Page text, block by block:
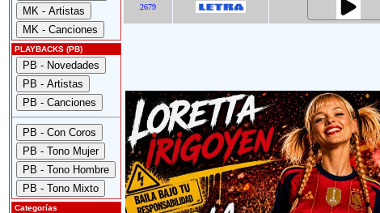
PLAYBACKS (PB)
Categorías
2679